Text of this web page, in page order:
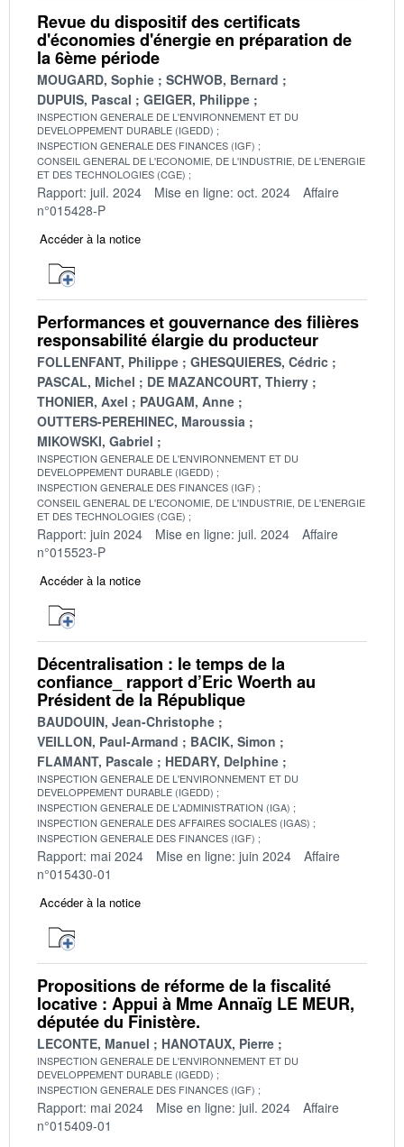
Revue du dispositif des certificats
d'économies d'énergie en préparation de
la 6ème période
MOUGARD, Sophie
SCHWOB, Bernard
DUPUIS, Pascal
GEIGER, Philippe
INSPECTION GENERALE DE L'ENVIRONNEMENT ET DU
DEVELOPPEMENT DURABLE (IGEDD)
INSPECTION GENERALE DES FINANCES (IGF)
CONSEIL GENERAL DE L'ECONOMIE, DE L'INDUSTRIE, DE L'ENERGIE
ET DES TECHNOLOGIES (CGE)
Rapport: juil. 2024 Mise en ligne: oct. 2024
Affaire
n°015428-P
Accéder à la notice
Performances et gouvernance des filières
responsabilité élargie du producteur
FOLLENFANT, Philippe
GHESQUIERES, Cédric
PASCAL, Michel
DE MAZANCOURT, Thierry
THONIER, Axel
PAUGAM, Anne
OUTTERS-PEREHINEC, Maroussia
MIKOWSKI, Gabriel
INSPECTION GENERALE DE L'ENVIRONNEMENT ET DU
DEVELOPPEMENT DURABLE (IGEDD)
INSPECTION GENERALE DES FINANCES (IGF)
CONSEIL GENERAL DE L'ECONOMIE, DE L'INDUSTRIE, DE L'ENERGIE
ET DES TECHNOLOGIES (CGE)
Rapport: juin 2024 Mise en ligne: juil. 2024
Affaire
n°015523-P
Accéder à la notice
Décentralisation : le temps de la
confiance_ rapport d’Eric Woerth au
Président de la République
BAUDOUIN, Jean-Christophe
VEILLON, Paul-Armand
BACIK, Simon
FLAMANT, Pascale
HEDARY, Delphine
INSPECTION GENERALE DE L'ENVIRONNEMENT ET DU
DEVELOPPEMENT DURABLE (IGEDD)
INSPECTION GENERALE DE L'ADMINISTRATION (IGA)
INSPECTION GENERALE DES AFFAIRES SOCIALES (IGAS)
INSPECTION GENERALE DES FINANCES (IGF)
Rapport: mai 2024 Mise en ligne: juin 2024
Affaire
n°015430-01
Accéder à la notice
Propositions de réforme de la fiscalité
locative : Appui à Mme Annaïg LE MEUR,
députée du Finistère.
LECONTE, Manuel HANOTAUX, Pierre
INSPECTION GENERALE DE L'ENVIRONNEMENT ET DU
DEVELOPPEMENT DURABLE (IGEDD)
INSPECTION GENERALE DES FINANCES (IGF)
Rapport: mai 2024 Mise en ligne: juil. 2024
Affaire
n°015409-01